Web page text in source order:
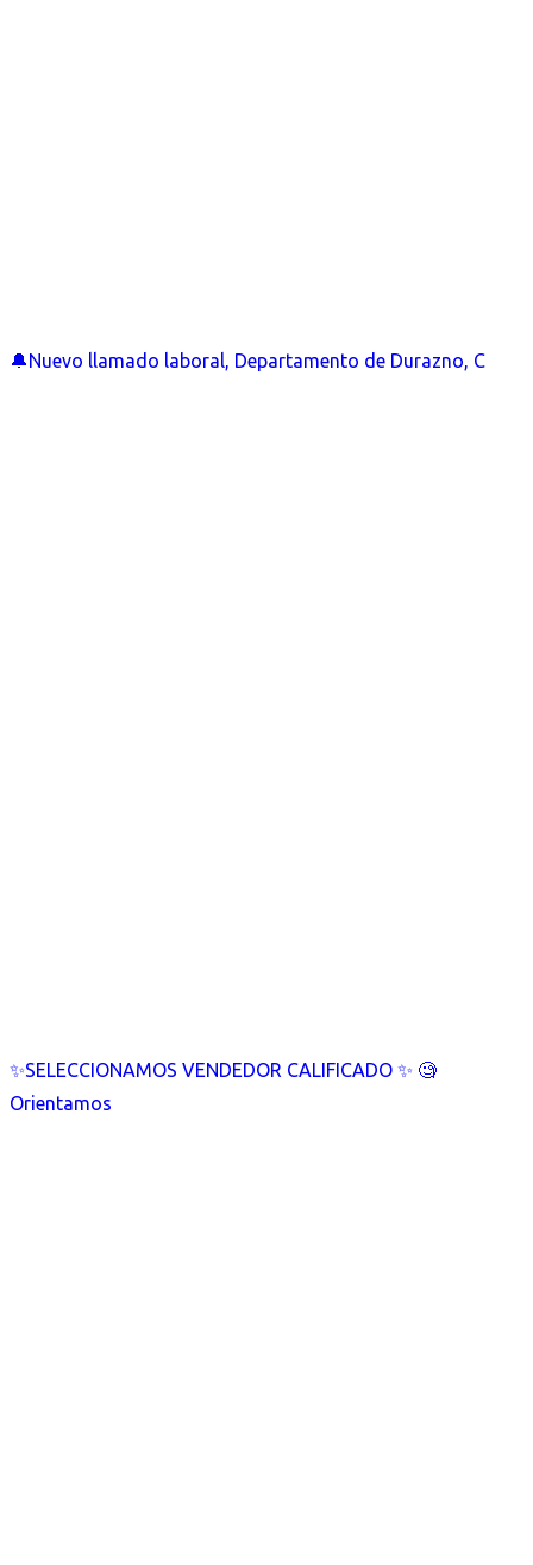
🔔Nuevo llamado laboral, Departamento de Durazno, C
✨SELECCIONAMOS VENDEDOR CALIFICADO ✨ 🧐
Orientamos